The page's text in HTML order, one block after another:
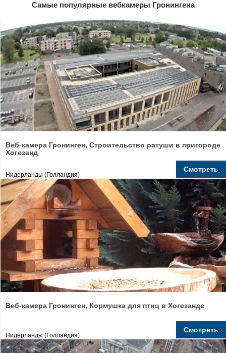
Самые популярные вебкамеры Гронингена
Веб-камера Гронинген, Строительство ратуши в пригороде
Хогезанд
Нидерланды (Голландия)
Смотреть
Веб-камера Гронинген, Кормушка для птиц в Хогезанде
Нидерланды (Голландия)
Смотреть